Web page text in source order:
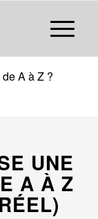
A à Z ?
UNE
A À Z